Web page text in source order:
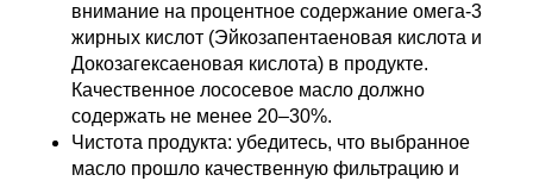
внимание на процентное содержание омега-3
жирных кислот (Эйкозапентаеновая кислота и
Докозагексаеновая кислота) в продукте.
Качественное лососевое масло должно
содержать не менее 20–30%.
Чистота продукта: убедитесь, что выбранное
масло прошло качественную фильтрацию и